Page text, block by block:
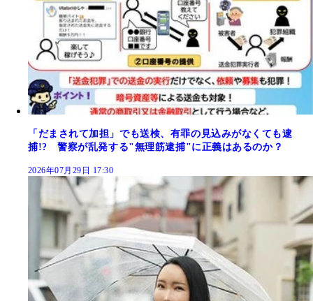
「だまされて加担」でも送検、有罪の見込みがなくても逮
捕!? 警察が乱発する"無理筋逮捕"に正義はあるのか？
2026年07月29日 17:30